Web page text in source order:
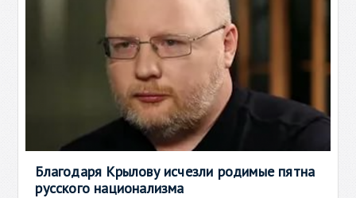
Благодаря Крылову исчезли родимые пятна
русского национализма